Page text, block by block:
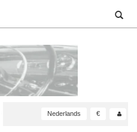
Nederlands €